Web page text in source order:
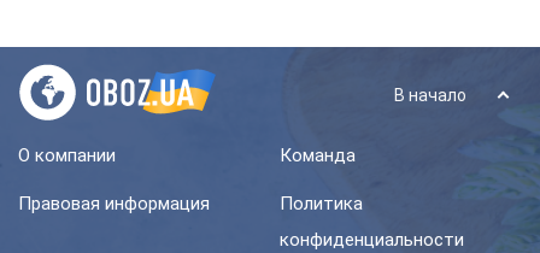
В начало
О компании Команда
Правовая информация
Политика
конфиденциальности